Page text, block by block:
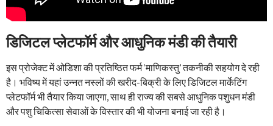
डिजिटल प्लेटफॉर्म और आधुनिक मंडी की तैयारी
इस प्रोजेक्ट में ओडिशा की प्रतिष्ठित फर्म ‘माणिकस्तु’ तकनीकी सहयोग दे रही
है। भविष्य में यहां उन्नत नस्लों की खरीद-बिक्री के लिए डिजिटल मार्केटिंग
प्लेटफॉर्म भी तैयार किया जाएगा, साथ ही राज्य की सबसे आधुनिक पशुधन मंडी
और पशु चिकित्सा सेवाओं के विस्तार की भी योजना बनाई जा रही है।